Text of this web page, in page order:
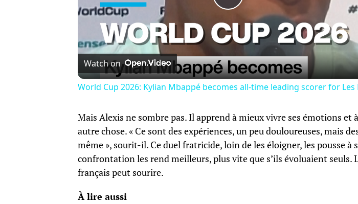
Play
Video
Watch on
World Cup 2026: Kylian Mbappé becomes all-time leading scorer for Les
Mais Alexis ne sombre pas. Il apprend à mieux vivre ses émotions et
autre chose. « Ce sont des expériences, un peu douloureuses, mais
même », sourit-il. Ce duel fratricide, loin de les éloigner, les pousse à
confrontation les rend meilleurs, plus vite que s’ils évoluaient seuls.
français peut sourire.
À lire aussi